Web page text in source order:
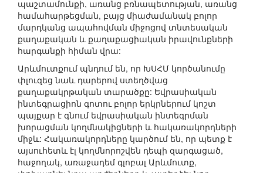
պաշտամունքի, առանց բռնապետության, առանց
համահարթեցման, բայց միաժամանակ բոլոր
մարդկանց ապահովման միջոցով տնտեսական
քաղաքական և քաղաքացիական իրավունքների
հարգանքի հիման վրա:
Արևմուտքում պնդում են, որ ԽՍՀՄ կործանումը
փլուզեց նաև դարերով ստեղծվաց
քաղաքակրթական տարածքը: Եվրասիական
ինտեգրացիոն գոտու բոլոր երկրներում կոշտ
պայքար է գնում եվրասիական ինտեգրման
խորացման կողմնակիցների և հակառակորդների
միջև: Հակառակորդները կարծում են, որ պետք է
այսուհետև էլ կողմնորոշվեն դեպի զարգացած,
հաջողակ, առաջադեմ գլոբալ Արևմուտք,